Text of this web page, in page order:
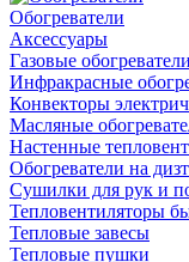
Обогреватели
Аксессуары
Газовые обогреватели
Инфракрасные
Конвекторы
Масляные
Настенные
Обогреватели на
Сушилки для рук и
Тепловентиляторы
Тепловые завесы
Тепловые пушки